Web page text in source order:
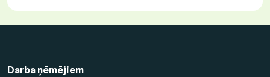
Darba ņēmējiem